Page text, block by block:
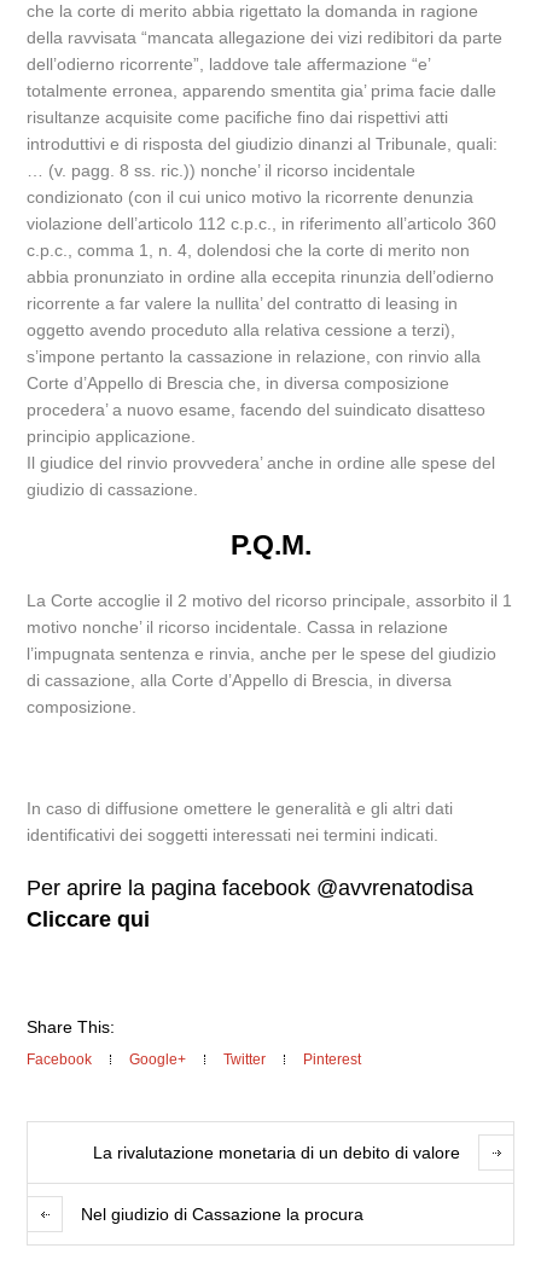
che la corte di merito abbia rigettato la domanda in ragione
della ravvisata “mancata allegazione dei vizi redibitori da parte
dell’odierno ricorrente”, laddove tale affermazione “e’
totalmente erronea, apparendo smentita gia’ prima facie dalle
risultanze acquisite come pacifiche fino dai rispettivi atti
introduttivi e di risposta del giudizio dinanzi al Tribunale, quali:
… (v. pagg. 8 ss. ric.)) nonche’ il ricorso incidentale
condizionato (con il cui unico motivo la ricorrente denunzia
violazione dell’articolo 112 c.p.c., in riferimento all’articolo 360
c.p.c., comma 1, n. 4, dolendosi che la corte di merito non
abbia pronunziato in ordine alla eccepita rinunzia dell’odierno
ricorrente a far valere la nullita’ del contratto di leasing in
oggetto avendo proceduto alla relativa cessione a terzi),
s’impone pertanto la cassazione in relazione, con rinvio alla
Corte d’Appello di Brescia che, in diversa composizione
procedera’ a nuovo esame, facendo del suindicato disatteso
principio applicazione.
Il giudice del rinvio provvedera’ anche in ordine alle spese del
giudizio di cassazione.
P.Q.M.
La Corte accoglie il 2 motivo del ricorso principale, assorbito il 1
motivo nonche’ il ricorso incidentale. Cassa in relazione
l’impugnata sentenza e rinvia, anche per le spese del giudizio
di cassazione, alla Corte d’Appello di Brescia, in diversa
composizione.
In caso di diffusione omettere le generalità e gli altri dati
identificativi dei soggetti interessati nei termini indicati.
Per aprire la pagina facebook @avvrenatodisa
Cliccare qui
Share This:
Facebook Google+ Twitter Pinterest
La rivalutazione monetaria di un debito di valore
Nel giudizio di Cassazione la procura